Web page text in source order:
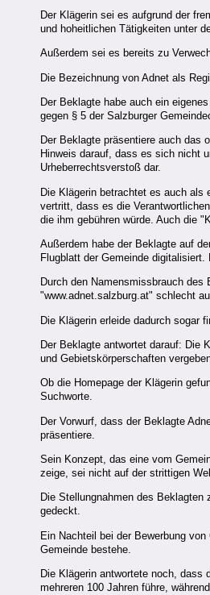
Der Klägerin sei es aufgrund der
und hoheitlichen Tätigkeiten unter
Außerdem sei es bereits zu
Die Bezeichnung von Adnet als
Der Beklagte habe auch ein
gegen § 5 der Salzburger
Der Beklagte präsentiere auch das
Hinweis darauf, dass es sich nicht
Urheberrechtsverstoß dar.
Die Klägerin betrachtet es auch als
vertritt, dass es die
die ihm gebühren würde. Auch die
Außerdem habe der Beklagte auf
Flugblatt der Gemeinde
Durch den Namensmissbrauch
"www.adnet.salzburg.at" schlecht
Die Klägerin erleide dadurch sogar
Der Beklagte antwortet darauf: Die
und Gebietskörperschaften
Ob die Homepage der Klägerin
Suchworte.
Der Vorwurf, dass der Beklagte
präsentiere.
Sein Konzept, das eine vom
zeige, sei nicht auf der strittigen
Die Stellungnahmen des
gedeckt.
Ein Nachteil bei der Bewerbung
Gemeinde bestehe.
Die Klägerin antwortete noch, dass
mehreren 100 Jahren führe,